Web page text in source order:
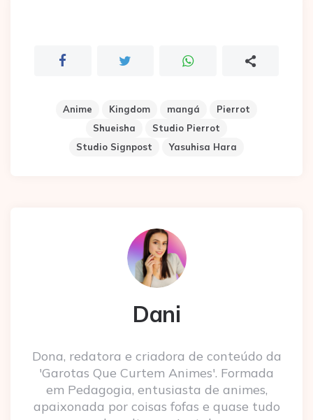
Anime Kingdom mangá
Pierrot
Shueisha
Studio Pierrot
Studio Signpost
Yasuhisa Hara
Dani
Dona, redatora e criadora de conteúdo da
'Garotas Que Curtem Animes'. Formada
em Pedagogia, entusiasta de animes,
apaixonada por coisas fofas e quase tudo